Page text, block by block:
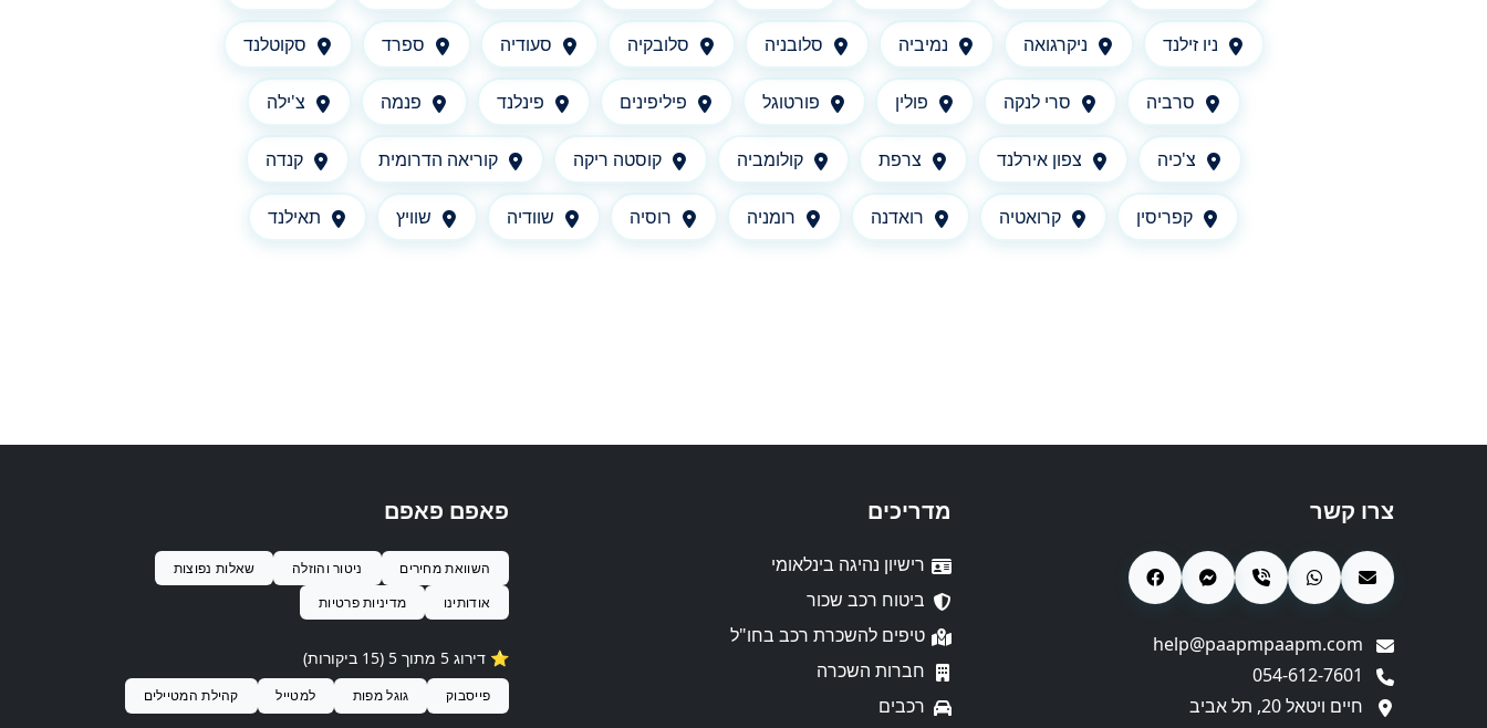
ניו זילנד ניקרגואה נמיביה סלובניה סלובקיה סעודיה ספרד סקוטלנד
סרביה סרי לנקה פולין פורטוגל פיליפינים פינלנד פנמה צ'ילה
צ'כיה צפון אירלנד צרפת קולומביה קוסטה ריקה קוריאה הדרומית קנדה
קפריסין קרואטיה רואדנה רומניה רוסיה שוודיה שוויץ תאילנד
צרו קשר
חיים ויטאל 20, תל אביב
מדריכים
רישיון נהיגה בינלאומי
ביטוח רכב שכור
טיפים להשכרת רכב בחו"ל
חברות השכרה
רכבים
פאפם פאפם
השוואת מחירים ניטור והוזלה
שאלות נפוצות
אודותינו
מדיניות פרטיות
⭐️ דירוג 5 מתוך 5 (15 ביקורות)
פייסבוק גוגל מפות למטייל קהילת המטיילים